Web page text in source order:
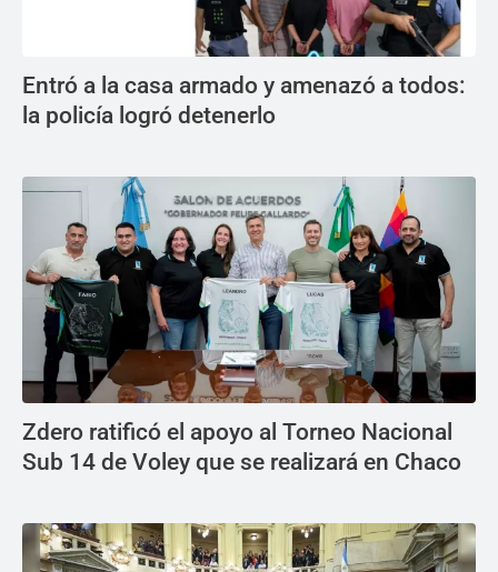
Entró a la casa armado y amenazó a todos:
la policía logró detenerlo
Zdero ratificó el apoyo al Torneo Nacional
Sub 14 de Voley que se realizará en Chaco